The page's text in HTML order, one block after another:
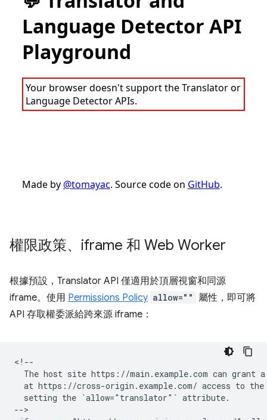
權限政策、iframe 和 Web Worker
根據預設，Translator API 僅適用於頂層視窗和同源
iframe。使用 Permissions Policy allow="" 屬性，即可將
API 存取權委派給跨來源 iframe：
<!--
The host site https://main.example.com can grant
at https://cross-origin.example.com/ access to
  setting the `allow="translator"` attribute.
-->